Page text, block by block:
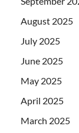
August 2025
July 2025
June 2025
May 2025
April 2025
March 2025